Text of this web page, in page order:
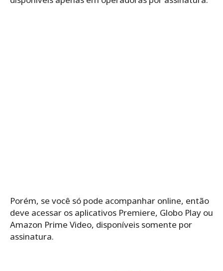
Porém, se você só pode acompanhar online, então
deve acessar os aplicativos Premiere, Globo Play ou
Amazon Prime Video, disponíveis somente por
assinatura.